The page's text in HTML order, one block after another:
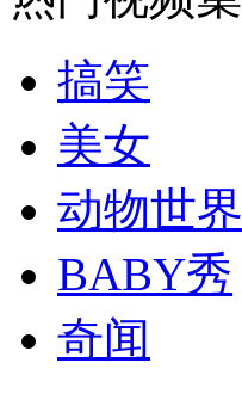
纽约上演“枕头大战”
搞笑
美女
动物世界
BABY秀
奇闻